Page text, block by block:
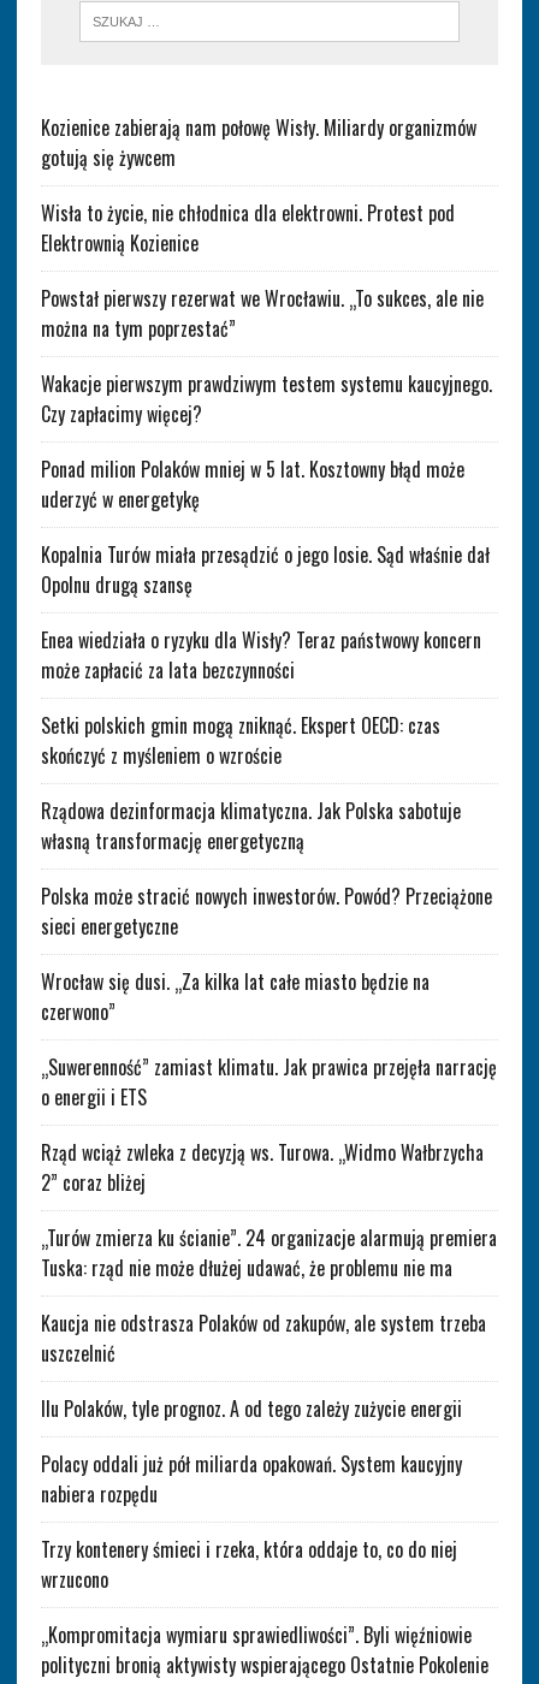
Kozienice zabierają nam połowę Wisły. Miliardy organizmów
gotują się żywcem
Wisła to życie, nie chłodnica dla elektrowni. Protest pod
Elektrownią Kozienice
Powstał pierwszy rezerwat we Wrocławiu. „To sukces, ale nie
można na tym poprzestać”
Wakacje pierwszym prawdziwym testem systemu kaucyjnego.
Czy zapłacimy więcej?
Ponad milion Polaków mniej w 5 lat. Kosztowny błąd może
uderzyć w energetykę
Kopalnia Turów miała przesądzić o jego losie. Sąd właśnie dał
Opolnu drugą szansę
Enea wiedziała o ryzyku dla Wisły? Teraz państwowy koncern
może zapłacić za lata bezczynności
Setki polskich gmin mogą zniknąć. Ekspert OECD: czas
skończyć z myśleniem o wzroście
Rządowa dezinformacja klimatyczna. Jak Polska sabotuje
własną transformację energetyczną
Polska może stracić nowych inwestorów. Powód? Przeciążone
sieci energetyczne
Wrocław się dusi. „Za kilka lat całe miasto będzie na
czerwono”
„Suwerenność” zamiast klimatu. Jak prawica przejęła narrację
o energii i ETS
Rząd wciąż zwleka z decyzją ws. Turowa. „Widmo Wałbrzycha
2” coraz bliżej
„Turów zmierza ku ścianie”. 24 organizacje alarmują premiera
Tuska: rząd nie może dłużej udawać, że problemu nie ma
Kaucja nie odstrasza Polaków od zakupów, ale system trzeba
uszczelnić
Ilu Polaków, tyle prognoz. A od tego zależy zużycie energii
Polacy oddali już pół miliarda opakowań. System kaucyjny
nabiera rozpędu
Trzy kontenery śmieci i rzeka, która oddaje to, co do niej
wrzucono
„Kompromitacja wymiaru sprawiedliwości”. Byli więźniowie
polityczni bronią aktywisty wspierającego Ostatnie Pokolenie